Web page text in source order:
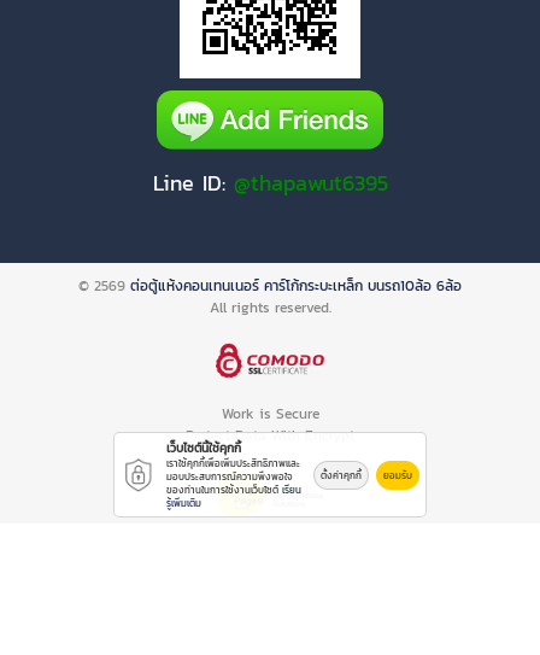
Line ID: @thapawut6395
© 2569 ต่อตู้แห้งคอนเทนเนอร์ คาร์โก้กระบะเหล็ก บนรถ10ล้อ 6ล้อ
All rights reserved.
Work is Secure
Protect Data With Encrypt
เว็บไซต์นี้ใช้คุกกี้
เราใช้คุกกี้เพื่อเพิ่มประสิทธิภาพและ
มอบประสบการณ์ความพึงพอใจ
ของท่านในการใช้งานเว็บไซต์ เรียน
รู้เพิ่มเติม
ตั้งค่าคุกกี้ ยอมรับ